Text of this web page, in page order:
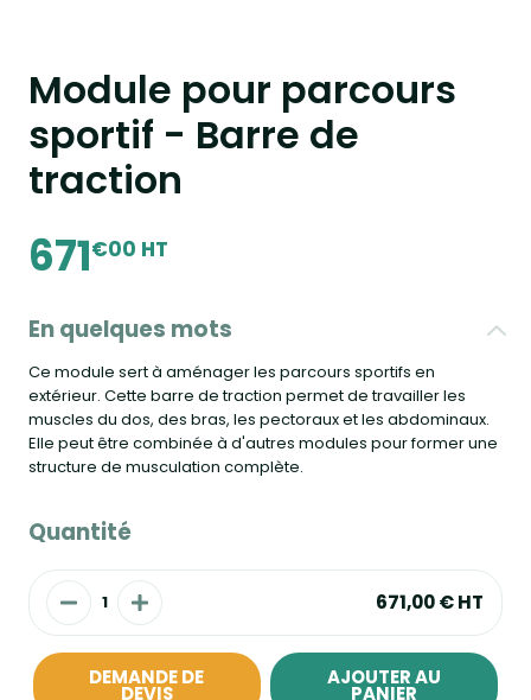
Module pour parcours
sportif - Barre de
traction
671€00 HT
En quelques mots
Ce module sert à aménager les parcours sportifs en
extérieur. Cette barre de traction permet de travailler les
muscles du dos, des bras, les pectoraux et les abdominaux.
Elle peut être combinée à d'autres modules pour former une
structure de musculation complète.
Quantité
671,00 €HT
DEMANDE DE
DEVIS
AJOUTER AU
PANIER